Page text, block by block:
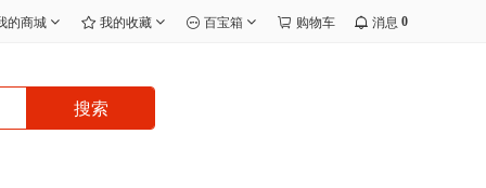
的商城 我的收藏 百宝箱 购物车 消息 0
搜索